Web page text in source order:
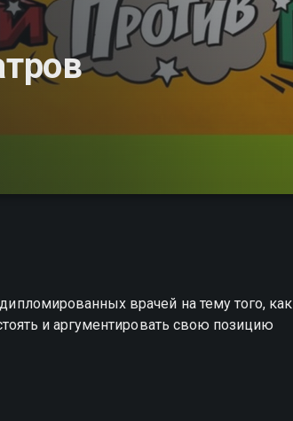
врачей на тему того, как
и аргументировать свою позицию